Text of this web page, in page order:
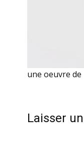
une oeuvre
Laisser